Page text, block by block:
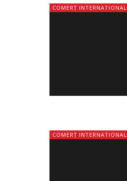
COMERȚ INTERNATIONAL
COMERȚ INTERNATIONAL